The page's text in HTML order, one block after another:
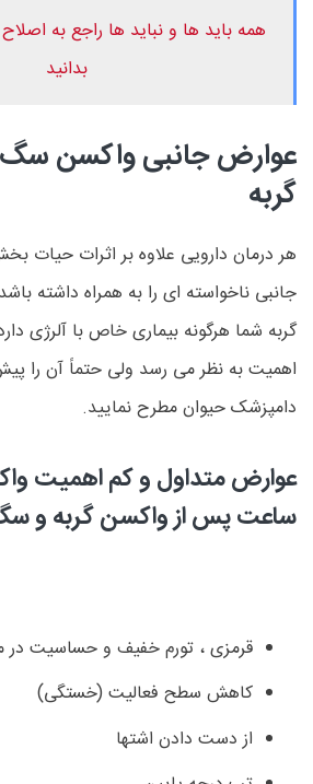
همه باید ها و نباید ها راجع به
بدانید
عوارض جانبی واکسن
گربه
هر درمان دارویی علاوه بر اثرات حیات
جانبی ناخواسته ای را به همراه داشته
گربه شما هرگونه بیماری خاص با آلرژی
اهمیت به نظر می رسد ولی حتماً آن را
دامپزشک حیوان مطرح نمایید.
ساعت پس از واکسن گربه و
قرمزی ، تورم خفیف و حساسیت در
کاهش سطح فعالیت (خستگی)
از دست دادن اشتها